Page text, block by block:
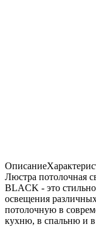
Описание
Люстра потолочная
BLACK - это
освещения
потолочную в
кухню, в спальню и в